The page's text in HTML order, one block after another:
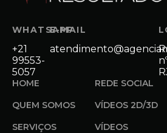
WHATSAPP
+21
99553-
5057
E-MAIL
HOME
QUEM SOMOS
SERVIÇOS
REDE SOCIAL
VÍDEOS 2D/3D
VÍDEOS